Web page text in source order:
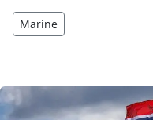
Marine